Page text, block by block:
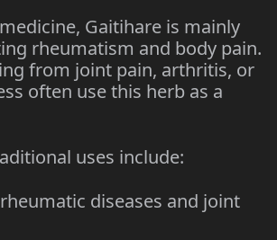
Gaitihare is mainly
rheumatism and body pain.
from joint pain, arthritis, or
often use this herb as a
uses include:
diseases and joint